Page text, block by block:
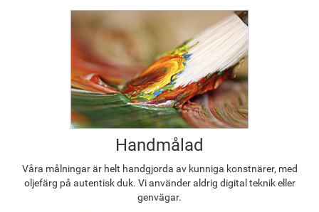
Handmålad
Våra målningar är helt handgjorda av kunniga konstnärer, med
oljefärg på autentisk duk. Vi använder aldrig digital teknik eller
genvägar.